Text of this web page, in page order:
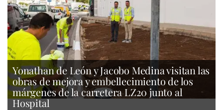
Yonathan de León y Jacobo Medina visitan las
obras de mejora y embellecimiento de los
márgenes de la carretera LZ20 junto al
Hospital